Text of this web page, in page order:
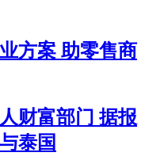
方案 助零售商
财富部门 据报
泰国